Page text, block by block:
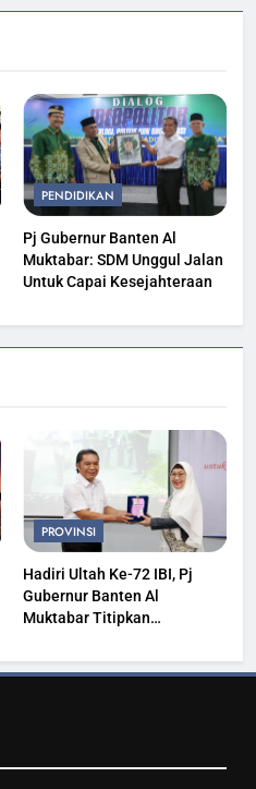
PENDIDIKAN
Pj Gubernur Banten Al
Muktabar: SDM Unggul Jalan
Untuk Capai Kesejahteraan
PROVINSI
Hadiri Ultah Ke-72 IBI, Pj
Gubernur Banten Al
Muktabar Titipkan